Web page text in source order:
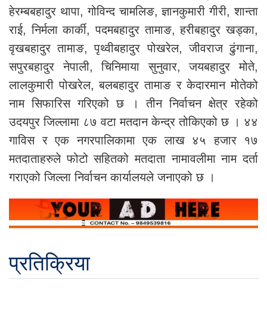
हेरम्बबहादुर थापा, गोविन्द चामलिङ, ज्ञानकुमारी गीरी, शान्ता
राई, निर्मला कार्की, पदमबहादुर तामाङ, हरीबहादुर खड्का,
वृखबहादुर तामाङ, पृथ्वीबहादुर पोखरेल, जीवराज ढुंगाना,
सपुरबहादुर नेपाली, चिनिमाया सुनुवार, जयबहादुर मोते,
लालकुमारी पोखरेल, बलबहादुर तामाङ र केदारमान मोतेको
नाम सिफारिस गरिएको छ । तीन निर्वाचन क्षेत्र रहेको
उदयपुर जिल्लामा ८७ वटा मतदान केन्द्र तोकिएको छ । ४४
गाविस र एक नगरपालिकामा एक लाख ४५ हजार १७
मतदाताहरुले फोटो सहितको मतदाता नामावलीमा नाम दर्ता
गराएको जिल्ला निर्वाचन कार्यालयले जनाएको छ ।
प्रतिक्रिया